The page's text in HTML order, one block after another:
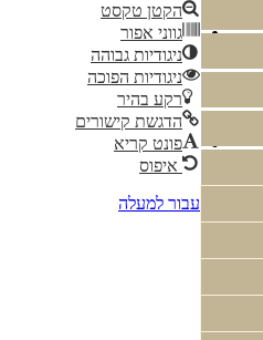
הקטן טקסט
גווני אפור
ניגודיות גבוהה
ניגודיות הפוכה
רקע בהיר
הדגשת קישורים
פונט קריא
איפוס
עבור למעלה